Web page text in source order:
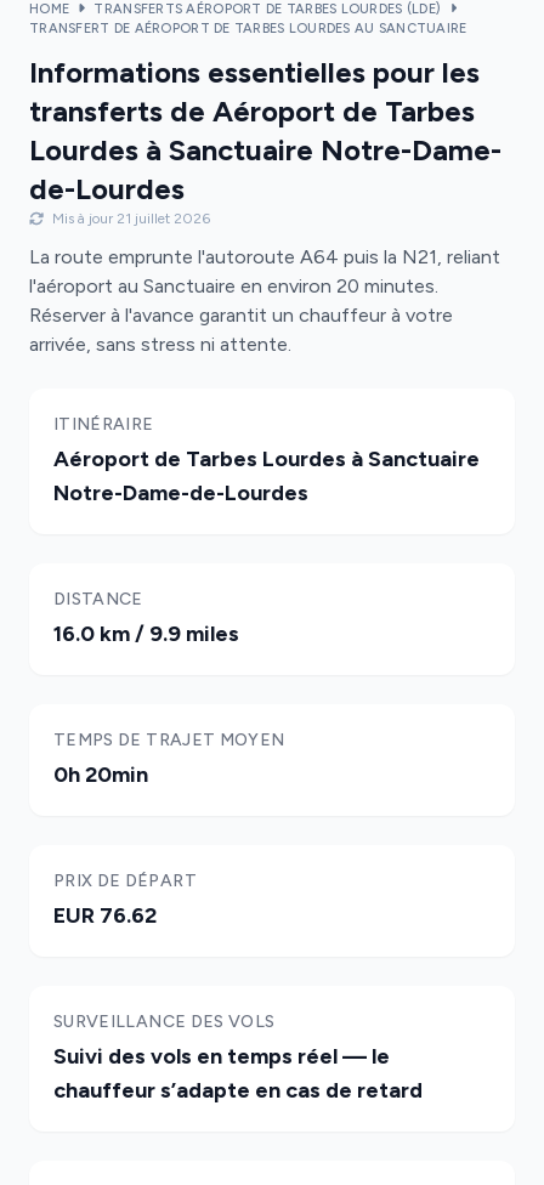
HOME
TRANSFERTS AÉROPORT DE TARBES LOURDES (LDE)
TRANSFERT DE AÉROPORT DE TARBES LOURDES AU SANCTUAIRE
Informations essentielles pour les
transferts de Aéroport de Tarbes
Lourdes à Sanctuaire Notre-Dame-
de-Lourdes
Mis à jour 21 juillet 2026
La route emprunte l'autoroute A64 puis la N21, reliant
l'aéroport au Sanctuaire en environ 20 minutes.
Réserver à l'avance garantit un chauffeur à votre
arrivée, sans stress ni attente.
ITINÉRAIRE
Aéroport de Tarbes Lourdes à Sanctuaire
Notre-Dame-de-Lourdes
DISTANCE
16.0 km / 9.9 miles
TEMPS DE TRAJET MOYEN
0h 20min
PRIX DE DÉPART
EUR 76.62
SURVEILLANCE DES VOLS
Suivi des vols en temps réel — le
chauffeur s’adapte en cas de retard